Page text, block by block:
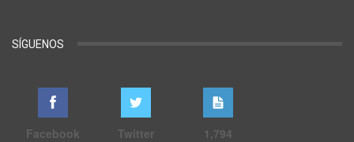
SÍGUENOS
Facebook Twitter 1,794